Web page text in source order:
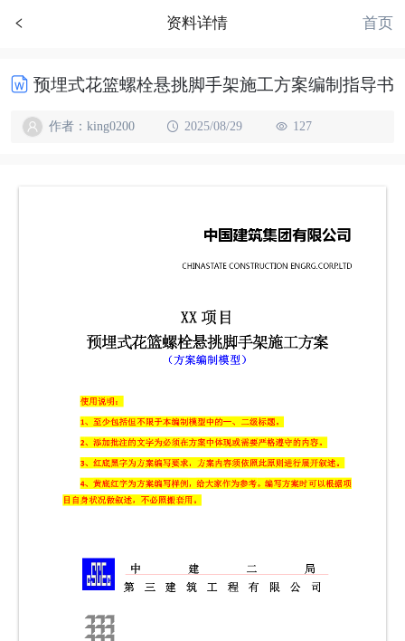
资料详情 首页
预埋式花篮螺栓悬挑脚手架施工方案编制指导书
作者：king0200 2025/08/29 127